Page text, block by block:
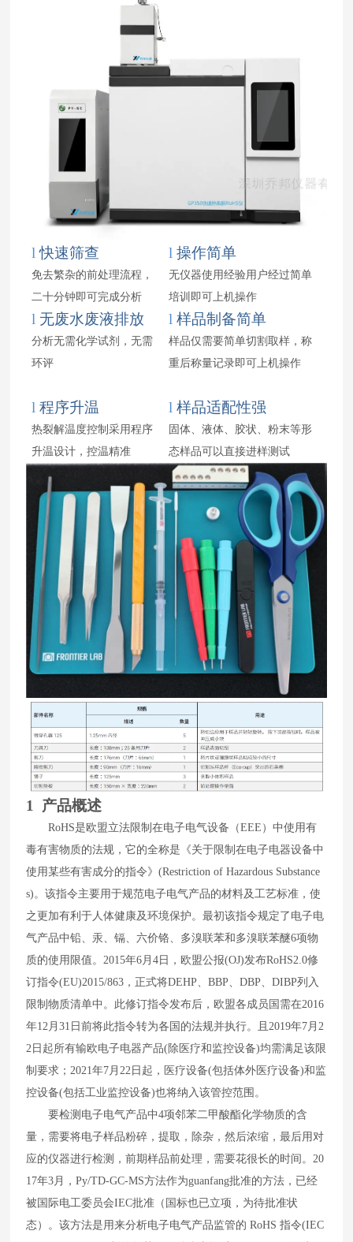
l快速筛查 l操作简单
免去繁杂的前处理流程，
二十分钟即可完成分析
无仪器使用经验用户经过简单
培训即可上机操作
l 无废水废液排放 l样品制备简单
分析无需化学试剂，无需
环评
样品仅需要简单切割取样，称
重后称量记录即可上机操作
l程序升温 l样品适配性强
热裂解温度控制采用程序
升温设计，控温精准
固体、液体、胶状、粉末等形
态样品可以直接进样测试
1 产品概述
RoHS是欧盟立法限制在电子电气设备（EEE ）中使用有
毒有害物质的法规，它的全称是《关于限制在电子电器设备中
使用某些有害成分的指令》(Restriction of Hazardous Substance
s)。该指令主要用于规范电子电气产品的材料及工艺标准，使
之更加有利于人体健康及环境保护。最初该指令规定了电子电
气产品中铅、汞、镉、六价铬、多溴联苯和多溴联苯醚6项物
质的使用限值。2015年6月4 日，欧盟公报(OJ)发布RoHS2.0修
订指令(EU)2015/863 ，正式将DEHP、BBP、DBP、DIBP列入
限制物质清单中。此修订指令发布后，欧盟各成员国需在2016
年12月31 日前将此指令转为各国的法规并执行。且2019年7月2
2 日起所有输欧电子电器产品( 除医疗和监控设备)均需满足该限
制要求；2021年7月22 日起，医疗设备(包括体外医疗设备)和监
控设备(包括工业监控设备)也将纳入该管控范围。
要检测电子电气产品中4项邻苯二甲酸酯化学物质的含
量，需要将电子样品粉碎，提取，除杂，然后浓缩，最后用对
应的仪器进行检测，前期样品前处理，需要花很长的时间。20
17年3月，Py/TD-GC-MS方法作为guanfang批准的方法，已经
被国际电工委员会IEC批准（国标也已立项，为待批准状
态）。该方法是用来分析电子电气产品监管的RoHS指令(IEC